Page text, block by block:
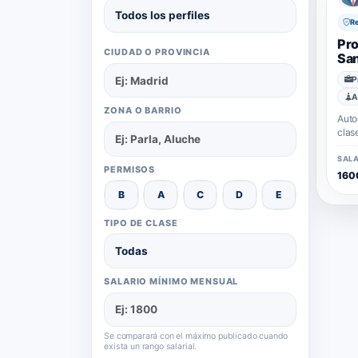
CIUDAD O PROVINCIA
ZONA O BARRIO
PERMISOS
B A C D E
TIPO DE CLASE
SALARIO MÍNIMO MENSUAL
Se comparará con el máximo publicado cuando
exista un rango salarial.
ambiente